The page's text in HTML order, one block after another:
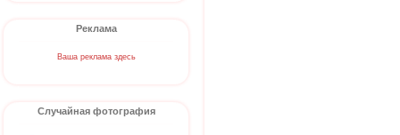
Реклама
Ваша реклама здесь
Случайная фотография